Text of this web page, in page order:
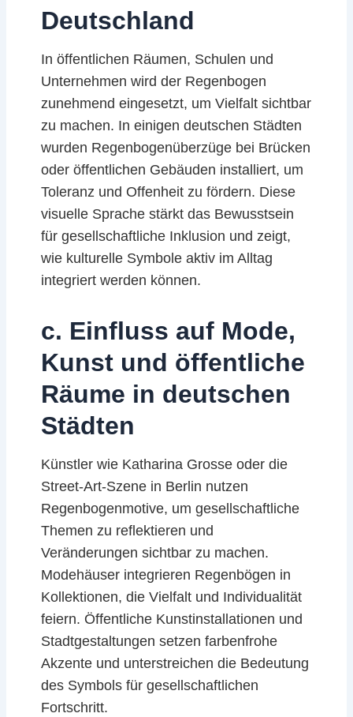
Deutschland
In öffentlichen Räumen, Schulen und
Unternehmen wird der Regenbogen
zunehmend eingesetzt, um Vielfalt sichtbar
zu machen. In einigen deutschen Städten
wurden Regenbogenüberzüge bei Brücken
oder öffentlichen Gebäuden installiert, um
Toleranz und Offenheit zu fördern. Diese
visuelle Sprache stärkt das Bewusstsein
für gesellschaftliche Inklusion und zeigt,
wie kulturelle Symbole aktiv im Alltag
integriert werden können.
c. Einfluss auf Mode,
Kunst und öffentliche
Räume in deutschen
Städten
Künstler wie Katharina Grosse oder die
Street-Art-Szene in Berlin nutzen
Regenbogenmotive, um gesellschaftliche
Themen zu reflektieren und
Veränderungen sichtbar zu machen.
Modehäuser integrieren Regenbögen in
Kollektionen, die Vielfalt und Individualität
feiern. Öffentliche Kunstinstallationen und
Stadtgestaltungen setzen farbenfrohe
Akzente und unterstreichen die Bedeutung
des Symbols für gesellschaftlichen
Fortschritt.